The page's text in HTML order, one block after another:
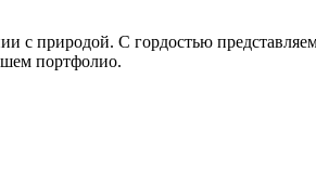
с природой. С гордостью
портфолио.